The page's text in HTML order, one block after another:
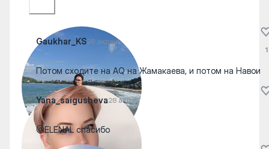
Gaukhar_KS28 ақпан
Потом сходите на AQ на Жамакаева, и потом на Навои
1
Yana_saigusheva28 ақпан
@ELENAL спасибо